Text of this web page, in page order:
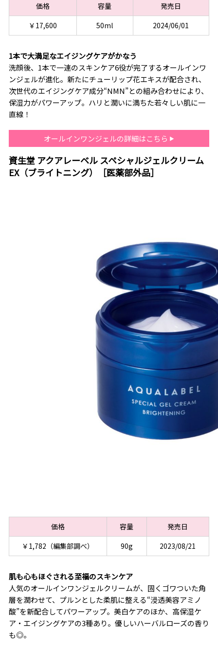
価格 容量
発売日
￥17,600
50ml 2024/06/01
1本で大満足なエイジングケアがかなう
洗顔後、1本で一連のスキンケア6役が完了するオールインワ
ンジェルが進化。新たにチューリップ花エキスが配合され、
次世代のエイジングケア成分“NMN”との組み合わせにより、
保湿力がパワーアップ。ハリと潤いに満ちた若々しい肌に一
直線！
オールインワンジェルの詳細はこちら
資生堂 アクアレーベル スペシャルジェルクリーム
EX（ブライトニング）［医薬部外品］
価格 容量
発売日
￥1,782（編集部調べ）
90g 2023/08/21
肌も心もほぐされる至福のスキンケア
人気のオールインワンジェルクリームが、固くゴワついた角
層を潤わせて、プルンとした柔肌に整える“浸透美容アミノ
酸”を新配合してパワーアップ。美白ケアのほか、高保湿ケ
ア・エイジングケアの3種あり。優しいハーバルローズの香り
も◎。